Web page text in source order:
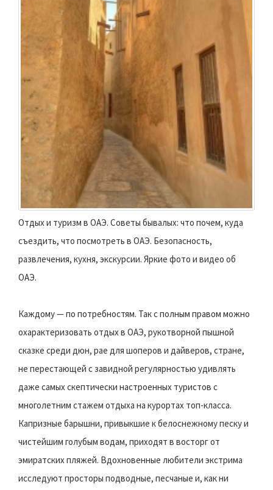
Отдых и туризм в ОАЭ. Советы бывалых: что почем, куда
съездить, что посмотреть в ОАЭ. Безопасность,
развлечения, кухня, экскурсии. Яркие фото и видео об
ОАЭ.
Каждому — по потребностям. Так с полным правом можно
охарактеризовать отдых в ОАЭ, рукотворной пышной
сказке среди дюн, рае для шоперов и дайверов, стране,
не перестающей с завидной регулярностью удивлять
даже самых скептически настроенных туристов с
многолетним стажем отдыха на курортах топ-класса.
Капризные барышни, привыкшие к белоснежному песку и
чистейшим голубым водам, приходят в восторг от
эмиратских пляжей. Вдохновенные любители экстрима
исследуют просторы подводные, песчаные и, как ни